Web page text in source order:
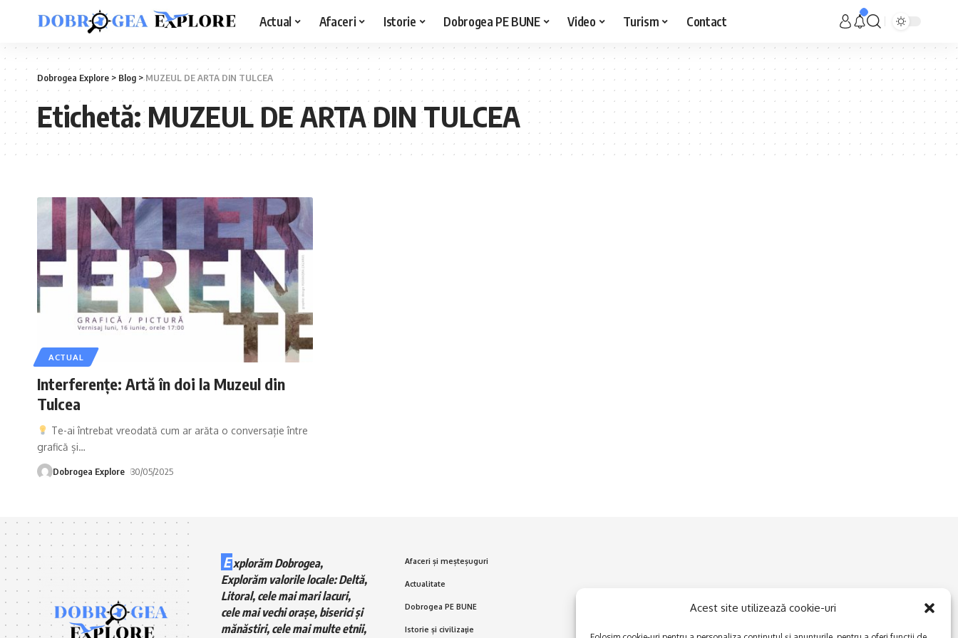
Acest site utilizează cookie-uri
Actual Afaceri Istorie Dobrogea PE BUNE Video Turism Contact
Dobrogea Explore> Blog >MUZEUL DE ARTA DIN TULCEA
Etichetă:MUZEUL DE ARTA DIN TULCEA
ACTUAL
Interferențe: Artă în doi la Muzeul din
Tulcea
Te-ai întrebat vreodată cum ar arăta o conversație între
grafică și…
Dobrogea Explore 30/05/2025
E xplorăm Dobrogea,
Explorăm valorile locale: Deltă,
Litoral, cele mai mari lacuri,
cele mai vechi orașe, biserici și
mănăstiri, cele mai multe etnii,
Afaceri și meșteșuguri
Actualitate
Dobrogea PE BUNE
Istorie și civilizaţie